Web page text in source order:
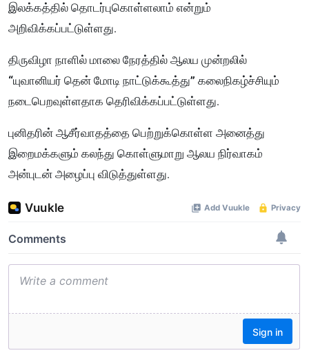
இலக்கத்தில் தொடர்புகொள்ளலாம் என்றும்
அறிவிக்கப்பட்டுள்ளது.
திருவிழா நாளில் மாலை நேரத்தில் ஆலய முன்றலில்
“யுவானியர் தென் மோடி நாட்டுக்கூத்து” கலைநிகழ்ச்சியும்
நடைபெறவுள்ளதாக தெரிவிக்கப்பட்டுள்ளது.
புனிதரின் ஆசீர்வாதத்தை பெற்றுக்கொள்ள அனைத்து
இறைமக்களும் கலந்து கொள்ளுமாறு ஆலய நிர்வாகம்
அன்புடன் அழைப்பு விடுத்துள்ளது.